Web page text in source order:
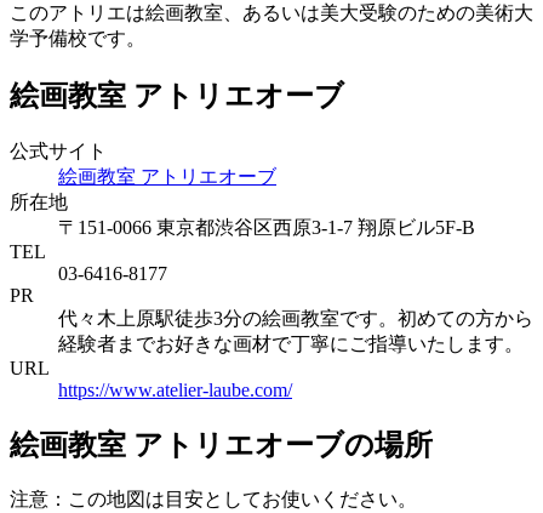
このアトリエは絵画教室、あるいは美大受験のための美術大
学予備校です。
絵画教室 アトリエオーブ
公式サイト
絵画教室 アトリエオーブ
所在地
〒151-0066 東京都渋谷区西原3-1-7 翔原ビル5F-B
TEL
03-6416-8177
PR
代々木上原駅徒歩3分の絵画教室です。初めての方から
経験者までお好きな画材で丁寧にご指導いたします。
URL
https://www.atelier-laube.com/
絵画教室 アトリエオーブの場所
注意：この地図は目安としてお使いください。